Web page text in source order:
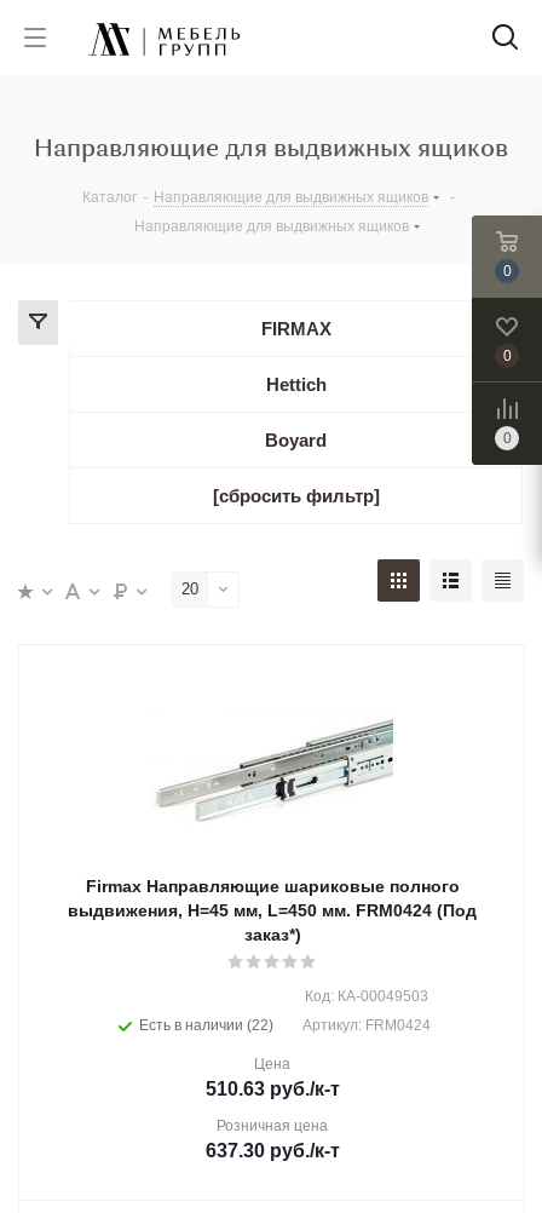
Направляющие для выдвижных ящиков
Каталог - Направляющие для выдвижных ящиков
-
Направляющие для выдвижных ящиков
FIRMAX
Hettich
Boyard
[сбросить фильтр]
20
Firmax Направляющие шариковые полного
выдвижения, H=45 мм, L=450 мм. FRM0424 (Под
заказ*)
Есть в наличии (22)
Код: КА-00049503
Артикул: FRM0424
Цена
510.63руб./к-т
Розничная цена
637.30руб./к-т
0
0
0